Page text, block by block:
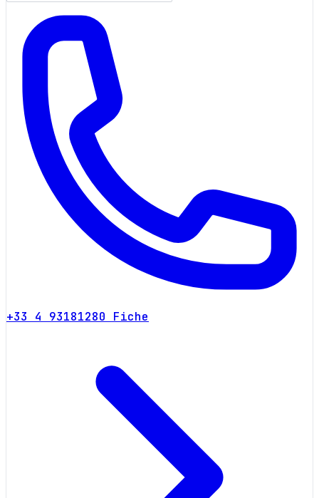
+33 4 93181280 Fiche